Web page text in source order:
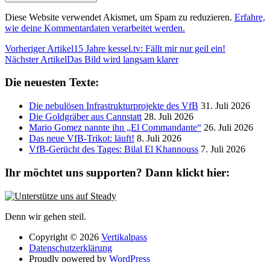
Diese Website verwendet Akismet, um Spam zu reduzieren. Erfahre,
wie deine Kommentardaten verarbeitet werden.
Vorheriger Artikel15 Jahre kessel.tv: Fällt mir nur geil ein!
Nächster ArtikelDas Bild wird langsam klarer
Die neuesten Texte:
Die nebulösen Infrastrukturprojekte des VfB 31. Juli 2026
Die Goldgräber aus Cannstatt 28. Juli 2026
Mario Gomez nannte ihn „El Commandante“ 26. Juli 2026
Das neue VfB-Trikot: läuft! 8. Juli 2026
VfB-Gerücht des Tages: Bilal El Khannouss 7. Juli 2026
Ihr möchtet uns supporten? Dann klickt hier:
Denn wir gehen steil.
Copyright © 2026 Vertikalpass
Datenschutzerklärung
Proudly powered by WordPress